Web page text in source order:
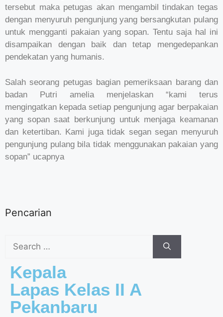
tersebut maka petugas akan mengambil tindakan tegas
dengan menyuruh pengunjung yang bersangkutan pulang
untuk mengganti pakaian yang sopan. Tentu saja hal ini
disampaikan dengan baik dan tetap mengedepankan
pendekatan yang humanis.
Salah seorang petugas bagian pemeriksaan barang dan
badan Putri amelia menjelaskan “kami terus
mengingatkan kepada setiap pengunjung agar berpakaian
yang sopan saat berkunjung untuk menjaga keamanan
dan ketertiban. Kami juga tidak segan segan menyuruh
pengunjung pulang bila tidak menggunakan pakaian yang
sopan” ucapnya
Pencarian
Kepala
Lapas Kelas II A
Pekanbaru